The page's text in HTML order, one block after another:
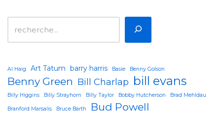
Al Haig Art Tatum barry harris Basie Benny Golson
Benny Green Bill Charlap bill evans
Billy Higgins Billy Strayhorn Billy Taylor Bobby Hutcherson Brad Mehldau
Branford Marsalis Bruce Barth Bud Powell